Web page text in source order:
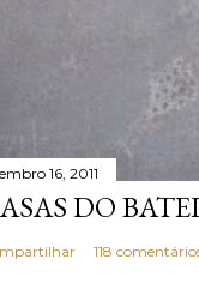
16, 2011
DO
118